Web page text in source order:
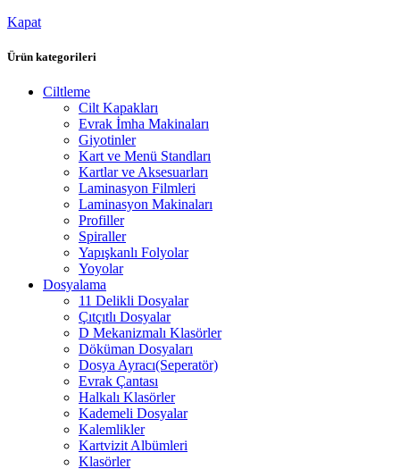
Kapat
Ürün kategorileri
Ciltleme
Cilt Kapakları
Evrak İmha Makinaları
Giyotinler
Kart ve Menü Standları
Kartlar ve Aksesuarları
Laminasyon Filmleri
Laminasyon Makinaları
Profiller
Spiraller
Yapışkanlı Folyolar
Yoyolar
Dosyalama
11 Delikli Dosyalar
Çıtçıtlı Dosyalar
D Mekanizmalı Klasörler
Döküman Dosyaları
Dosya Ayracı(Seperatör)
Evrak Çantası
Halkalı Klasörler
Kademeli Dosyalar
Kalemlikler
Kartvizit Albümleri
Klasörler